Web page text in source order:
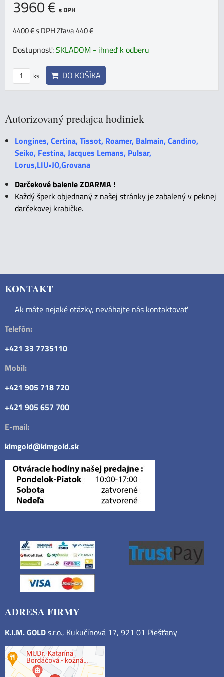
3960 € s DPH
4400 €s DPHZľava 440 €
Dostupnosť:SKLADOM - ihneď k odberu
ks DO KOŠÍKA
Autorizovaný predajca hodiniek
Longines, Certina, Tissot, Roamer, Balmain, Candino,
Seiko, Festina, Jacques Lemans, Pulsar,
Lorus,LIU•JO,Grovana
Darčekové balenie ZDARMA !
Každý šperk objednaný z našej stránky je zabalený v peknej
darčekovej krabičke.
KONTAKT
Ak máte nejaké otázky, neváhajte nás kontaktovať
Telefón:
+421 33 7735110
Mobil:
+421 905 718 720
+421 905 657 700
E-mail:
kimgold@kimgold.sk
ADRESA FIRMY
K.I.M. GOLDs.r.o., Kukučínová 17, 921 01 Piešťany